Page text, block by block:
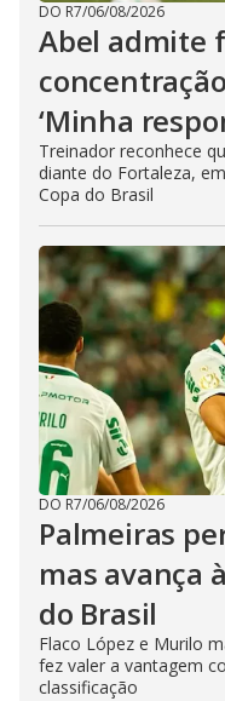
DO R7/06/08/2026
Abel admite
‘Minha
Treinador reconhece
diante do Fortaleza,
Copa do Brasil
DO R7/06/08/2026
Palmeiras
mas avança
do Brasil
Flaco López e Murilo
fez valer a vantagem
classificação